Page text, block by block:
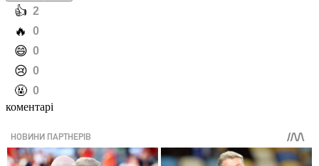
️👍 2
️🔥 0
️😄 0
️😢 0
️🤬 0
коментарі